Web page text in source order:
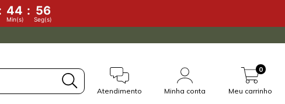
44 : 55
Min(s) Seg(s)
Atendimento Minha conta Meu carrinho
0